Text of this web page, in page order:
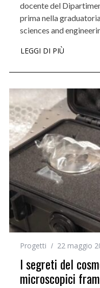
docente del
prima nella
sciences and
LEGGI DI PIÙ
Progetti 22 maggio
I segreti del
microscopici